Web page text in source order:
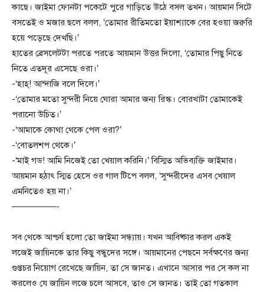
কাছে। জাইমা ফোনটা পকেটে পুরে গাড়িতে উঠে বসল তখন। আয়মান সিটে
বসতেই ও মজার ছলে বলল, ‘তোমার রীতিমতো ইয়াশ্যাকে বের হওয়া জরুরি
হয়ে পড়েছে দেখছি।’
হাতের ব্রেসলেটটা পরতে পরতে আয়মান উত্তর দিলো, ‘তোমার পিছু নিতে
নিতে এতদূর এসেছে ওরা।’
-‘হাহ্! আন্দাজি বলে দিলে।’
-‘তোমার মতো সুন্দরী নিয়ে ঘোরা আমার জন্য রিস্ক। বোরখাটা তোমাকেই
পরানো উচিত।’
-‘আমাকে কোথা থেকে পেল ওরা?’
-‘বোতলশপ থেকে।’
-‘মাই গড! আমি নিজেই তো খেয়াল করিনি।’ বিস্মিত অভিব্যক্তি জাইমার।
আয়মান হঠাৎ স্মিত হেসে ওর গাল টিপে বলল, ‘সুন্দরীদের এসব খেয়াল
এমনিতেও হয় না।’
—————-
সব থেকে আশ্চর্য হলো তো জাইমা সন্ধ্যায়। যখন আবিষ্কার করল একই
লজেই জায়িনকে তার কিছু বন্ধুদের সঙ্গে। আয়মানের পেছনে সর্বক্ষণের জন্য
গুপ্তচর নিয়োগ রেখেছে জায়িন, তা সে জানত। এখানে আসার পর সে কল না
করলেও যে জায়িন লজে চলে আসবে, তাও সে জানত। তাই তো গতকাল